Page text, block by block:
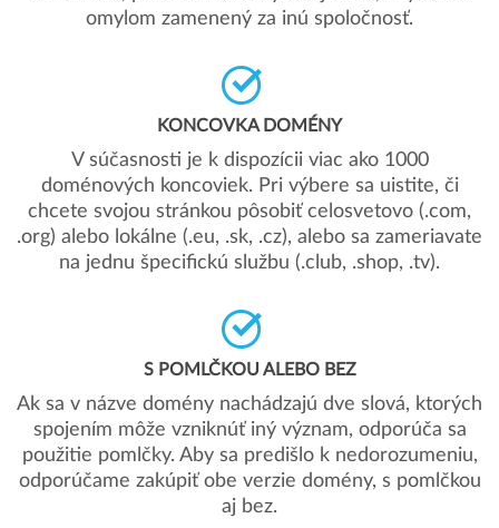
omylom zamenený za inú spoločnosť.
KONCOVKA DOMÉNY
V súčasnosti je k dispozícii viac ako 1000
doménových koncoviek. Pri výbere sa uistite, či
chcete svojou stránkou pôsobiť celosvetovo (.com,
.org) alebo lokálne (.eu, .sk, .cz), alebo sa zameriavate
na jednu špecifickú službu (.club, .shop, .tv).
S POMLČKOU ALEBO BEZ
Ak sa v názve domény nachádzajú dve slová, ktorých
spojením môže vzniknúť iný význam, odporúča sa
použitie pomlčky. Aby sa predišlo k nedorozumeniu,
odporúčame zakúpiť obe verzie domény, s pomlčkou
aj bez.